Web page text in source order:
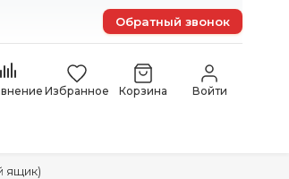
Обратный звонок
Избранное Корзина Войти
ящик)